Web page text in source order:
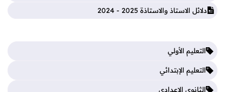
دلائل الاستاذ والاستاذة 2025 - 2024
التعليم الأولي
التعليم الإبتدائي
الثانوي الإعدادي